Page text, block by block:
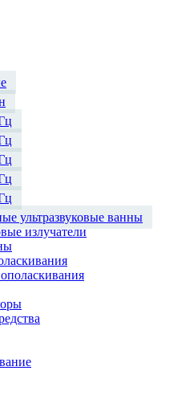
ультразвуковые ванны
излучатели